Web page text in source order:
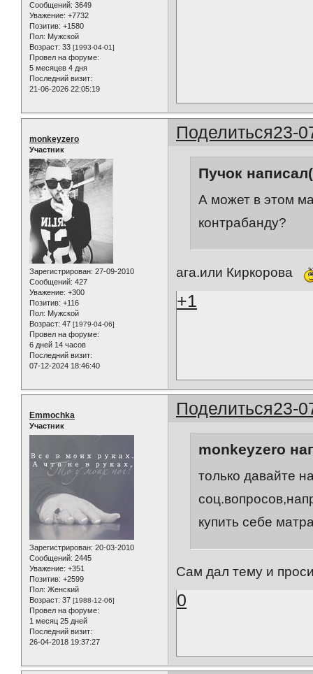
Сообщений: 3649
Уважение: +7732
Позитив: +1580
Пол: Мужской
Возраст: 33 [1993-04-01]
Провел на форуме:
5 месяцев 4 дня
Последний визит:
21-06-2026 22:05:19
Поделиться23-
monkeyzero
Участник
Зарегистрирован: 27-09-2010
Сообщений: 427
Уважение: +300
Позитив: +116
Пол: Мужской
Возраст: 47 [1979-04-06]
Провел на форуме:
6 дней 14 часов
Последний визит:
07-12-2024 18:46:40
Пучок
А может в этом
контрабанду?
ага.или Киркорова
+1
Поделиться23-
Emmochka
Участник
Зарегистрирован: 20-03-2010
Сообщений: 2445
Уважение: +351
Позитив: +2599
Пол: Женский
Возраст: 37 [1988-12-06]
Провел на форуме:
1 месяц 25 дней
Последний визит:
26-04-2018 19:37:27
monkeyzero
только давайте
купить себе
Сам дал тему и
0